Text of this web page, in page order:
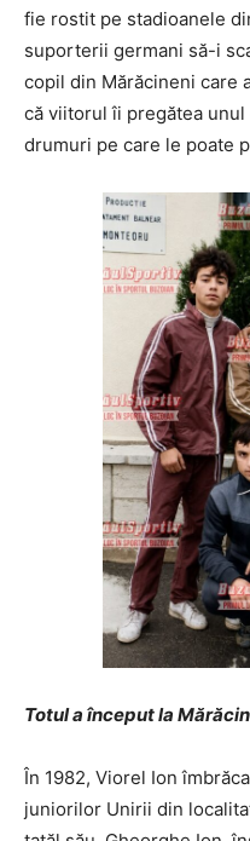
fie rostit pe stadioanele
suporterii germani să-i
copil din Mărăcineni care
că viitorul îi pregătea
drumuri pe care le poate
Totul a început la
În 1982, Viorel Ion
juniorilor Unirii din